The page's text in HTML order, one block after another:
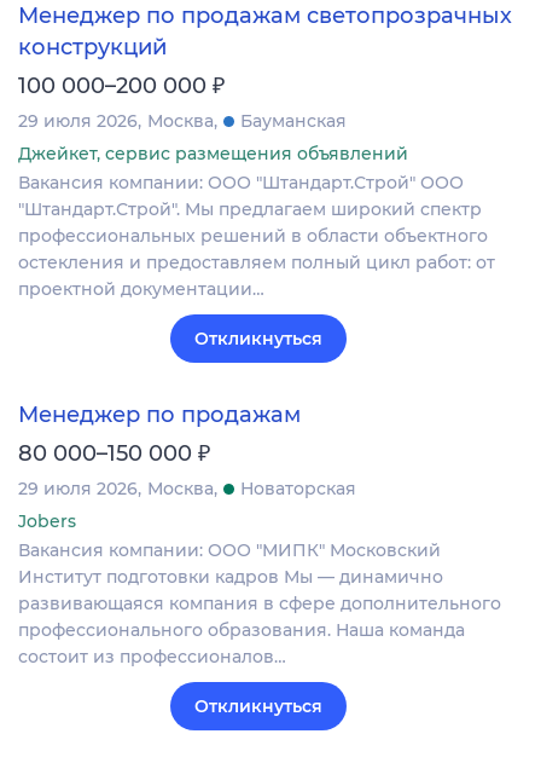
Менеджер по продажам светопрозрачных
конструкций
100 000–200 000 ₽
29 июля 2026 Москва
Бауманская
Джейкет, сервис размещения объявлений
Вакансия компании: ООО "Штандарт.Строй" ООО
"Штандарт.Строй". Мы предлагаем широкий спектр
профессиональных решений в области объектного
остекления и предоставляем полный цикл работ: от
проектной документации…
Откликнуться
Менеджер по продажам
80 000–150 000 ₽
29 июля 2026 Москва
Новаторская
Jobers
Вакансия компании: ООО "МИПК" Московский
Институт подготовки кадров Мы — динамично
развивающаяся компания в сфере дополнительного
профессионального образования. Наша команда
состоит из профессионалов…
Откликнуться